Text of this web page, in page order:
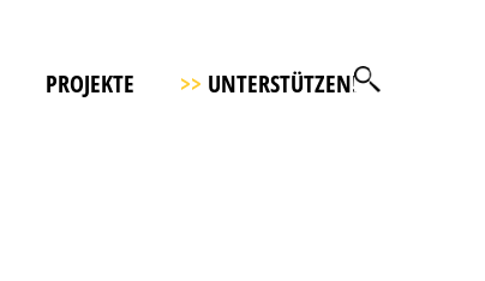
PROJEKTE >> UNTERSTÜTZEN!